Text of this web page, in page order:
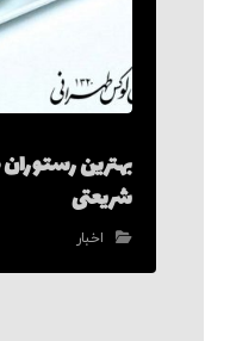
بهترین
شریعتی
اخبار